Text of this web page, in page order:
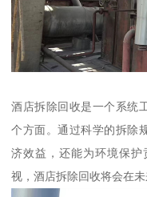
酒店拆除回收是一个系统
个方面。通过科学的拆除
济效益，还能为环境保
视，酒店拆除回收将会在